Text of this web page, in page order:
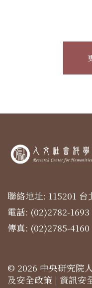
聯絡地址: 115201
電話: (02)2782-1693
傳真: (02)2785-4160
© 2026 中央研究院
及安全政策 | 資訊安